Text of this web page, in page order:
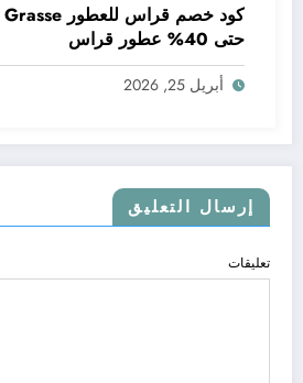
حتى 40% عطور قراس
أبريل 25, 2026
إرسال التعليق
تعليقات